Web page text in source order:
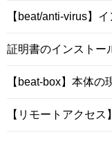
【beat/anti-virus】
証明書のインストー
【beat-box】本体
【リモートアクセ